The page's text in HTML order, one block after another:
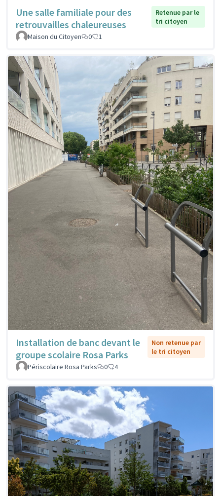
Une salle familiale pour des
retrouvailles chaleureuses
Retenue par le
tri citoyen
Maison du Citoyen
0 1
Installation de banc devant le
groupe scolaire Rosa Parks
Non retenue par
le tri citoyen
Périscolaire Rosa Parks
0 4